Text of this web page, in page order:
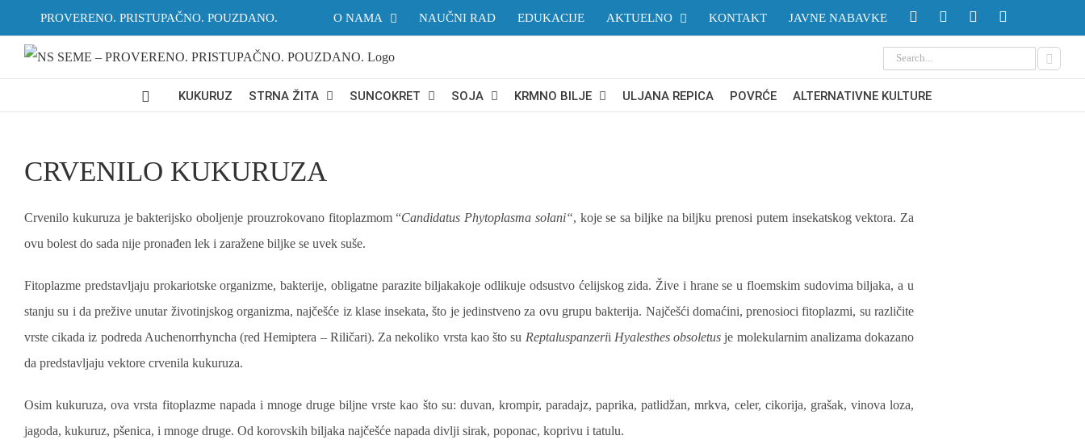
to
PROVERENO. PRISTUPAČNO. POUZDANO. O NAMA NAUČNI RAD EDUKACIJE AKTUELNO KONTAKT JAVNE NABAVKE
Search
for:
KUKURUZ STRNA ŽITA SUNCOKRET SOJA KRMNO BILJE ULJANA REPICA POVRĆE ALTERNATIVNE KULTURE
CRVENILO KUKURUZA
Crvenilo kukuruza je bakterijsko oboljenje prouzrokovano fitoplazmom “Candidatus Phytoplasma solani“, koje se sa biljke na biljku prenosi putem insekatskog vektora. Za
ovu bolest do sada nije pronađen lek i zaražene biljke se uvek suše.
Fitoplazme predstavljaju prokariotske organizme, bakterije, obligatne parazite biljakakoje odlikuje odsustvo ćelijskog zida. Žive i hrane se u floemskim sudovima biljaka, a u
stanju su i da prežive unutar životinjskog organizma, najčešće iz klase insekata, što je jedinstveno za ovu grupu bakterija. Najčešći domaćini, prenosioci fitoplazmi, su različite
vrste cikada iz podreda Auchenorrhyncha (red Hemiptera – Riličari). Za nekoliko vrsta kao što su Reptaluspanzerii Hyalesthes obsoletus je molekularnim analizama dokazano
da predstavljaju vektore crvenila kukuruza.
Osim kukuruza, ova vrsta fitoplazme napada i mnoge druge biljne vrste kao što su: duvan, krompir, paradajz, paprika, patlidžan, mrkva, celer, cikorija, grašak, vinova loza,
jagoda, kukuruz, pšenica, i mnoge druge. Od korovskih biljaka najčešće napada divlji sirak, poponac, koprivu i tatulu.